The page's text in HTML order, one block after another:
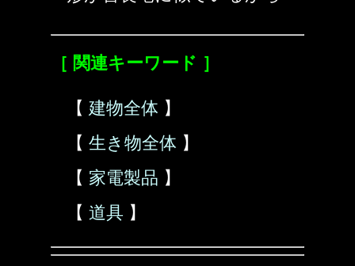
［ 関連キーワード ］
【 建物全体 】
【 生き物全体 】
【 家電製品 】
【 道具 】